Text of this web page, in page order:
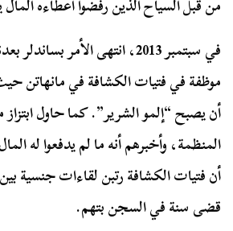
من قبل السياح الذين رفضوا أعطاءه المال
في سبتمبر 2013، انتهى الأمر
موظفة في فتيات الكشافة في مانهاتن
أن يصبح “إلمو الشرير”. كما حاول ابتزاز
المنظمة، وأخبرهم أنه ما لم يدفعوا له
أن فتيات الكشافة رتبن لقاءات جنسية
قضى سنة في السجن بتهم.